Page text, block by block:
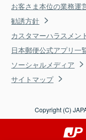
お客さま本位の業務運
勧誘方針
カスタマーハラスメン
日本郵便公式アプリ一
ソーシャルメディア
サイトマップ
Copyright (C)